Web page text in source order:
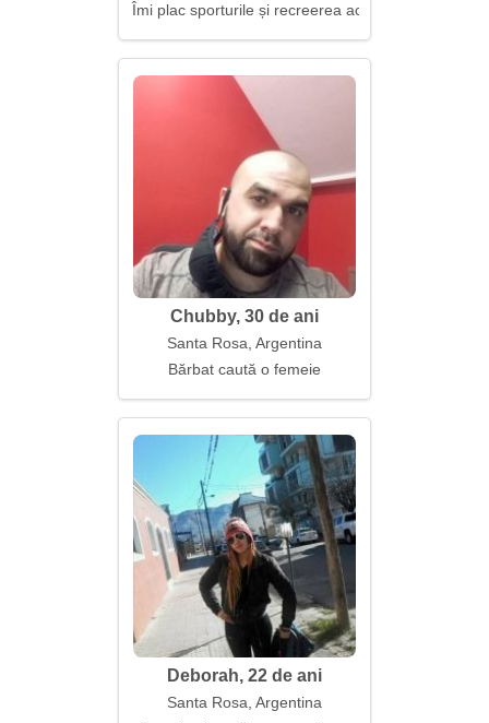
Îmi plac sporturile și recreerea activă
Chubby, 30 de ani
Santa Rosa, Argentina
Bărbat caută o femeie
Deborah, 22 de ani
Santa Rosa, Argentina